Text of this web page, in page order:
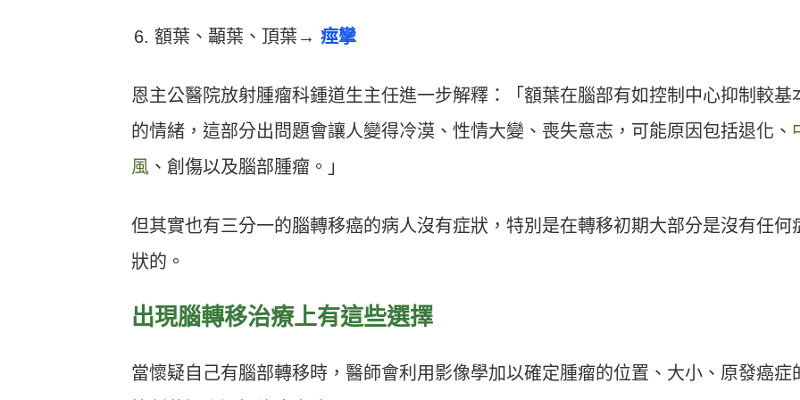
額葉、顳葉、頂葉→ 痙攣
恩主公醫院放射腫瘤科鍾道生主任進一步解釋：「額葉在腦部有如控制中心抑制較基
的情緒，這部分出問題會讓人變得冷漠、性情大變、喪失意志，可能原因包括退化、
風 、創傷以及腦部腫瘤。」
但其實也有三分一的腦轉移癌的病人沒有症狀，特別是在轉移初期大部分是沒有任何
狀的。
出現腦轉移治療上有這些選擇
當懷疑自己有腦部轉移時，醫師會利用影像學加以確定腫瘤的位置、大小、原發癌症